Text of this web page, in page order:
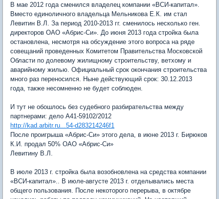
В мае 2012 года сменился владелец компании «ВСИ-капитал».
Вместо единоличного владельца Мельникова Е.К. им стал
Левитин В.Л. За период 2010-2013 гг. сменилось несколько ген.
директоров ОАО «Абрис-Си». До июня 2013 года стройка была
остановлена, несмотря на обсуждение этого вопроса на ряде
совещаний проведенных Комитетом Правительства Московской
Области по долевому жилищному строительству, ветхому и
аварийному жилью. Официальный срок окончания строительства
много раз переносился. Ныне действующий срок: 30.12.2013
года, также несомненно не будет соблюден.
И тут не обошлось без судебного разбирательства между
партнерами: дело А41-59102/2012
http://kad.arbitr.ru...54-d283214246f1
После проигрыша «Абрис-Си» этого дела, в июне 2013 г. Бирюков
К.И. продал 50% ОАО «Абрис-Си»
Левитину В.Л.
В июле 2013 г. стройка была возобновлена на средства компании
«ВСИ-капитал».. В июле-августе 2013 г. отделывались места
общего пользования. После некоторого перерыва, в октябре